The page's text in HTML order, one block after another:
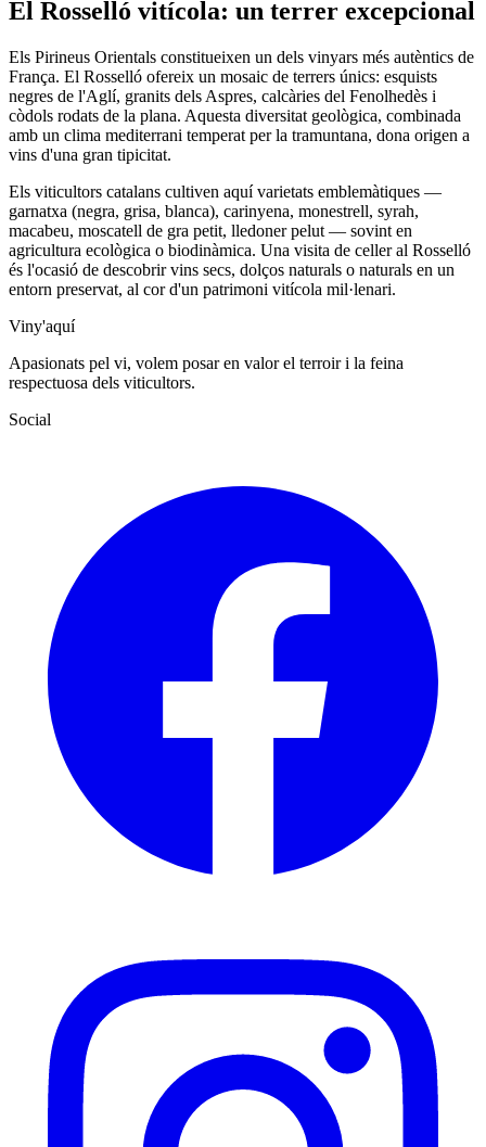
El Rosselló vitícola: un terrer excepcional
Els Pirineus Orientals constitueixen un dels vinyars més autèntics de
França. El Rosselló ofereix un mosaic de terrers únics: esquists
negres de l'Aglí, granits dels Aspres, calcàries del Fenolhedès i
còdols rodats de la plana. Aquesta diversitat geològica, combinada
amb un clima mediterrani temperat per la tramuntana, dona origen a
vins d'una gran tipicitat.
Els viticultors catalans cultiven aquí varietats emblemàtiques —
garnatxa (negra, grisa, blanca), carinyena, monestrell, syrah,
macabeu, moscatell de gra petit, lledoner pelut — sovint en
agricultura ecològica o biodinàmica. Una visita de celler al Rosselló
és l'ocasió de descobrir vins secs, dolços naturals o naturals en un
entorn preservat, al cor d'un patrimoni vitícola mil·lenari.
Viny'aquí
Apasionats pel vi, volem posar en valor el terroir i la feina
respectuosa dels viticultors.
Social